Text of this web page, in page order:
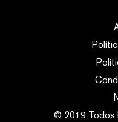
© 2019 Todos